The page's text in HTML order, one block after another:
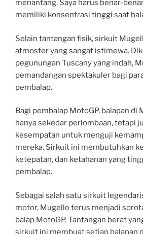
menantang. Saya harus benar-
memiliki konsentrasi tinggi saat
Selain tantangan fisik, sirkuit
atmosfer yang sangat istimewa.
pegunungan Tuscany yang indah,
pemandangan spektakuler bagi
pembalap.
Bagi pembalap MotoGP, balapan di
hanya sekedar perlombaan, tetapi
kesempatan untuk menguji
mereka. Sirkuit ini membutuhkan
ketepatan, dan ketahanan yang
pembalap.
Sebagai salah satu sirkuit
motor, Mugello terus menjadi
balap MotoGP. Tantangan berat
sirkuit ini membuat setiap balapan